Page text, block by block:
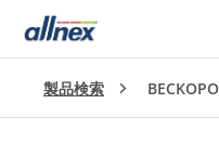
製品検索